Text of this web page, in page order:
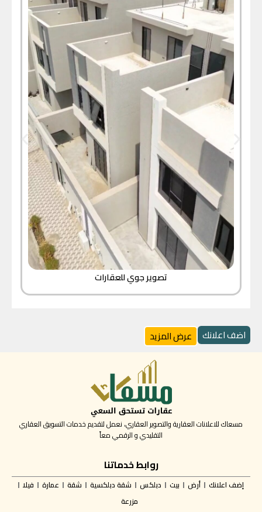
تصوير جوي للعقارات
اضف اعلانك عرض المزيد
مسعاك للاعلانات العقارية والتصوير العقاري، نعمل لتقديم خدمات التسويق العقاري
التقليدي و الرقمي معاً
روابط خدماتنا
إضف اعلانك أرض بيت دبلكس شقة دبلكسية شقة عمارة
فيلا
مزرعة